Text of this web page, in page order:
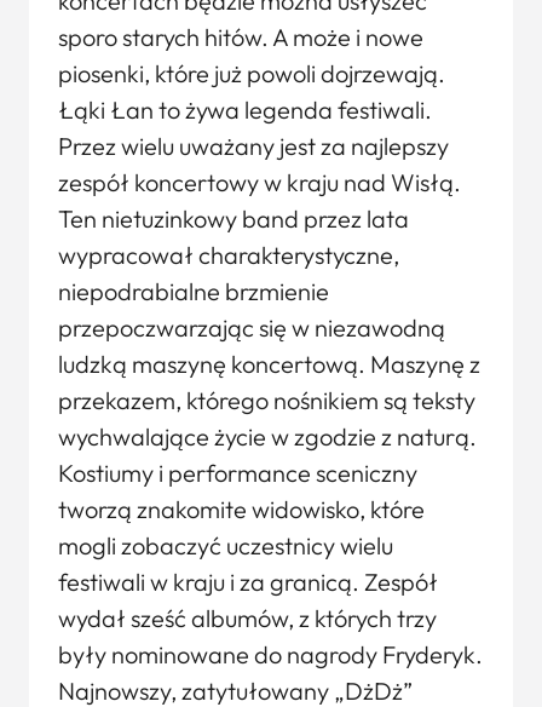
sporo starych hitów. A może i nowe
piosenki, które już powoli dojrzewają.
Łąki Łan to żywa legenda festiwali.
Przez wielu uważany jest za najlepszy
zespół koncertowy w kraju nad Wisłą.
Ten nietuzinkowy band przez lata
wypracował charakterystyczne,
niepodrabialne brzmienie
przepoczwarzając się w niezawodną
ludzką maszynę koncertową. Maszynę z
przekazem, którego nośnikiem są teksty
wychwalające życie w zgodzie z naturą.
Kostiumy i performance sceniczny
tworzą znakomite widowisko, które
mogli zobaczyć uczestnicy wielu
festiwali w kraju i za granicą. Zespół
wydał sześć albumów, z których trzy
były nominowane do nagrody Fryderyk.
Najnowszy, zatytułowany „DżDż”